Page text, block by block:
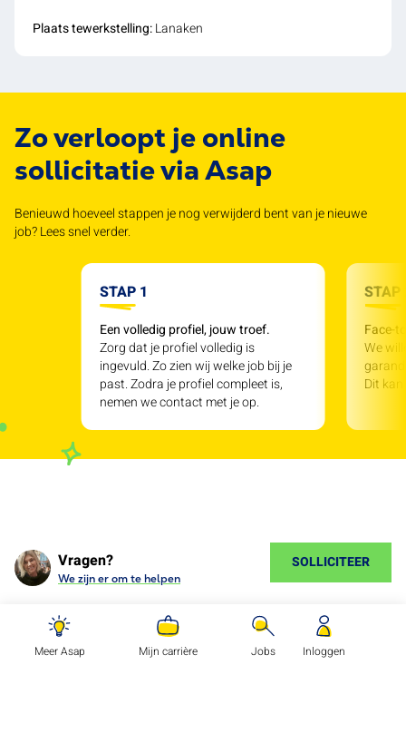
Plaats tewerkstelling:Lanaken
Zo verloopt je online
sollicitatie via Asap
Benieuwd hoeveel stappen je nog verwijderd bent van je nieuwe
job? Lees snel verder.
STAP 1
Een volledig profiel, jouw troef.
Zorg dat je profiel volledig is
ingevuld. Zo zien wij welke job bij je
past. Zodra je profiel compleet is,
nemen we contact met je op.
STAP
Face-
We
Dit
Vragen?
We zijn er om te helpen
SOLLICITEER
Meer Asap Mijn carrière Jobs Inloggen